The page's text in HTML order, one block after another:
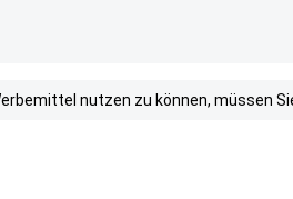
nutzen zu können, müssen